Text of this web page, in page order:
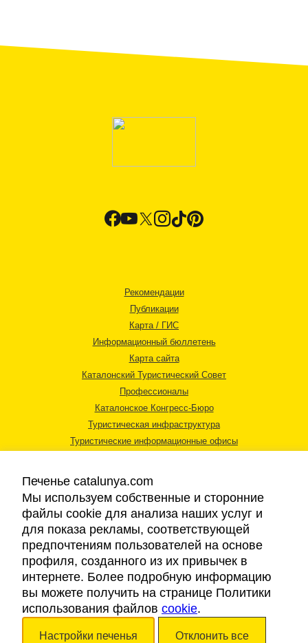
Рекомендации
Публикации
Карта / ГИС
Информационный бюллетень
Карта сайта
Каталонский Туристический Совет
Профессионалы
Каталонское Конгресс-Бюро
Туристическая инфраструктура
Туристические информационные офисы
Правовая информация
Cookies
Доступность
Авторские права © 2026. Каталонский Туристический Совет. Все права
Печенье catalunya.com
Мы используем собственные и сторонние
файлы cookie для анализа наших услуг и
для показа рекламы, соответствующей
предпочтениям пользователей на основе
профиля, созданного из их привычек в
интернете. Более подробную информацию
вы можете получить на странице Политики
использования файлов cookie.
Настройки печенья Отклонить все